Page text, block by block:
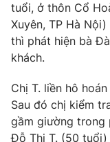
Cơ quan chủ quản:
Cơ quan báo chí:
Giấy phép hoạt
cấp ngày 29/12/2023
Tổng Biên tập: Vũ
Phó Tổng Biên tập:
Nguyễn Trọng Ninh
Tổng đài VTV:
tuổi, ở thôn Cổ
Xuyên, TP Hà
thì phát hiện bà
khách.
Chị T. liền hô
Sau đó chị kiểm
gầm giường trong
Đỗ Thị T. (50 tuổi)